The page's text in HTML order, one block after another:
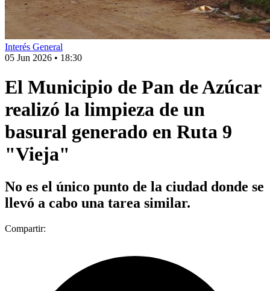
Interés General
05 Jun 2026 • 18:30
El Municipio de Pan de Azúcar
realizó la limpieza de un
basural generado en Ruta 9
"Vieja"
No es el único punto de la ciudad donde se
llevó a cabo una tarea similar.
Compartir: